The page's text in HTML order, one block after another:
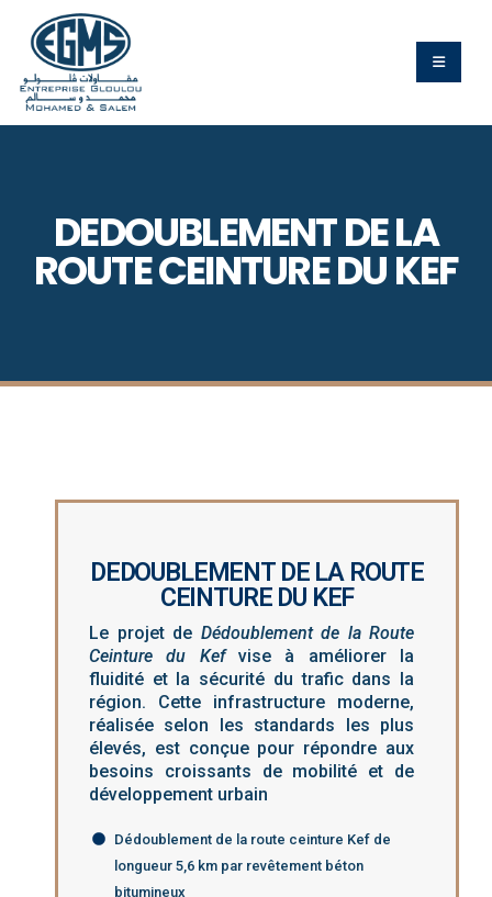
DEDOUBLEMENT DE LA
ROUTE CEINTURE DU KEF
DEDOUBLEMENT DE LA ROUTE
CEINTURE DU KEF
Le projet de Dédoublement de la Route
Ceinture du Kefvise à améliorer la
fluidité et la sécurité du trafic dans la
région. Cette infrastructure moderne,
réalisée selon les standards les plus
élevés, est conçue pour répondre aux
besoins croissants de mobilité et de
développement urbain
Dédoublement de la route ceinture Kef de
longueur 5,6 km par revêtement béton
bitumineux